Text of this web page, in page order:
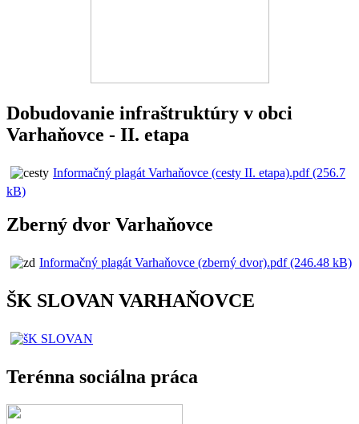
Dobudovanie infraštruktúry v obci
Varhaňovce - II. etapa
Informačný plagát Varhaňovce (cesty II. etapa).pdf (256.7
kB)
Zberný dvor Varhaňovce
Informačný plagát Varhaňovce (zberný dvor).pdf (246.48 kB)
ŠK SLOVAN VARHAŇOVCE
Terénna sociálna práca